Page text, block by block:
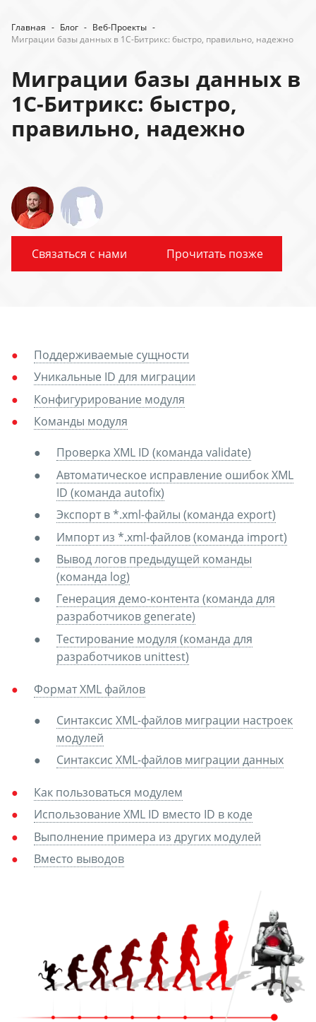
Главная - Блог - Веб-Проекты -
Миграции базы данных в 1С-Битрикс: быстро, правильно, надежно
Миграции базы данных в
1С-Битрикс: быстро,
правильно, надежно
Связаться с нами Прочитать позже
Поддерживаемые сущности
Уникальные ID для миграции
Конфигурирование модуля
Команды модуля
Проверка XML ID (команда validate)
Автоматическое исправление ошибок XML
ID (команда autofix)
Экспорт в *.xml-файлы (команда export)
Импорт из *.xml-файлов (команда import)
Вывод логов предыдущей команды
(команда log)
Генерация демо-контента (команда для
разработчиков generate)
Тестирование модуля (команда для
разработчиков unittest)
Формат XML файлов
Синтаксис XML-файлов миграции настроек
модулей
Синтаксис XML-файлов миграции данных
Как пользоваться модулем
Использование XML ID вместо ID в коде
Выполнение примера из других модулей
Вместо выводов